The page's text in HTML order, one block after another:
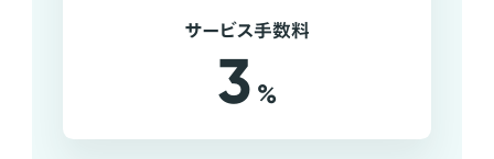
サービス手数料
3 %